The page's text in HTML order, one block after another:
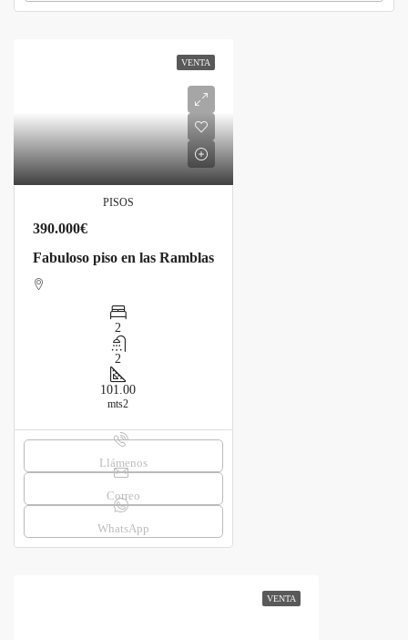
VENTA
PISOS
390.000€
Fabuloso piso en las Ramblas
2
2
101.00
mts2
Llámenos
Correo
WhatsApp
VENTA